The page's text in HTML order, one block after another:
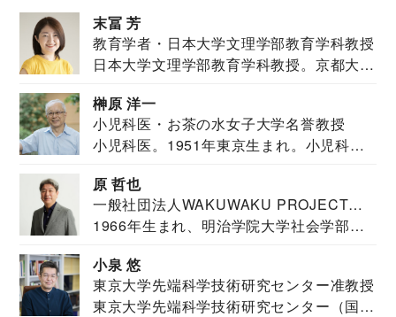
末冨 芳
教育学者・日本大学文理学部教育学科教授
日本大学文理学部教育学科教授。京都大学
榊原 洋一
小児科医・お茶の水女子大学名誉教授
小児科医。1951年東京生まれ。小児科
原 哲也
一般社団法人WAKUWAKU PROJECT
JAPAN代表・言語聴覚士・社会福祉士
1966年生まれ、明治学院大学社会学部福
小泉 悠
東京大学先端科学技術研究センター准教授
東京大学先端科学技術研究センター（国際